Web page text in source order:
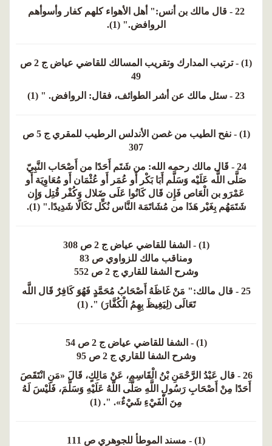
22 - قال مالك بن أنس:" أهل الأهواء كلهم كفار وأسوأهم
الروافض." (1).
(1) - ترتيب المدارك وتقريب المسالك للقاضي عياض ج 2 ص
49
23 - سئل مالك عن أشر الطوائف، فقال: الروافض. " (1)
(1) - نفح الطيب من غصن الأندلس الرطيب للمقري ج 5 ص
307
24 - قَال مالك رحمه الله: من شَتَم أَحَدًا من أَصْحَاب النَّبِيّ
صَلَّى اللَّه عَلَيْه وَسَلَّم أَبَا بَكْر أَو عُمَر أَو عُثْمَان أَو مُعَاوِيَة أَو
عَمْرَو بن الْعَاص فَإِن قَال كَانُوا عَلَى ضَلال وَكُفْر قُتِل وَإِن
شَتَمَهُم بِغَيْر هَذَا من مُشَاتَمَة النَّاس نُكِّل نَكَالًا شَدِيدًا." (1).
(1) - الشفا للقاضي عياض ج 2 ص 308
ومناقب مالك للزواوي ص 83
وشرح الشفا للقاري ج 2 ص 552
25 - قال مالك:" مَنْ غَاظَهُ أَصْحَابُ مُحَمَّدٍ فَهُوَ كَافِرٌ قَال اللَّه
تَعَالَى (لِيَغِيظَ بِهِمُ الْكُفَّارَ) ". (1)
(1) - الشفا للقاضي عياض ج 2 ص 54
وشرح الشفا للقاري ج 2 ص 95
26 - قال عَبْدُ الرَّحْمَنِ بْنُ الْقَاسِمِ، عَنْ مَالِكٍ، قَالَ «مَنِ انْتَقَصَ
أَحَدًا مِنْ أَصْحَابِ رَسُولِ اللَّهِ صَلَّى اللَّهُ عَلَيْهِ وَسَلَّمَ، فَلَيْسَ لَهُ
مِنَ الْفَيْءِ شَيْءٌ». ". (1)
(1) - مسند الموطأ للجوهري ص 111